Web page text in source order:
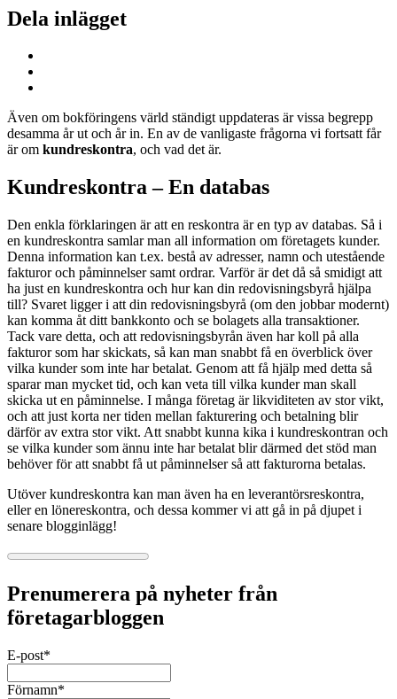
Dela inlägget
Även om bokföringens värld ständigt uppdateras är vissa begrepp
desamma år ut och år in. En av de vanligaste frågorna vi fortsatt får
är om kundreskontra, och vad det är.
Kundreskontra – En databas
Den enkla förklaringen är att en reskontra är en typ av databas. Så i
en kundreskontra samlar man all information om företagets kunder.
Denna information kan t.ex. bestå av adresser, namn och utestående
fakturor och påminnelser samt ordrar. Varför är det då så smidigt att
ha just en kundreskontra och hur kan din redovisningsbyrå hjälpa
till? Svaret ligger i att din redovisningsbyrå (om den jobbar modernt)
kan komma åt ditt bankkonto och se bolagets alla transaktioner.
Tack vare detta, och att redovisningsbyrån även har koll på alla
fakturor som har skickats, så kan man snabbt få en överblick över
vilka kunder som inte har betalat. Genom att få hjälp med detta så
sparar man mycket tid, och kan veta till vilka kunder man skall
skicka ut en påminnelse. I många företag är likviditeten av stor vikt,
och att just korta ner tiden mellan fakturering och betalning blir
därför av extra stor vikt. Att snabbt kunna kika i kundreskontran och
se vilka kunder som ännu inte har betalat blir därmed det stöd man
behöver för att snabbt få ut påminnelser så att fakturorna betalas.
Utöver kundreskontra kan man även ha en leverantörsreskontra,
eller en lönereskontra, och dessa kommer vi att gå in på djupet i
senare blogginlägg!
Prenumerera på nyheter från
företagarbloggen
E-post*
Förnamn*